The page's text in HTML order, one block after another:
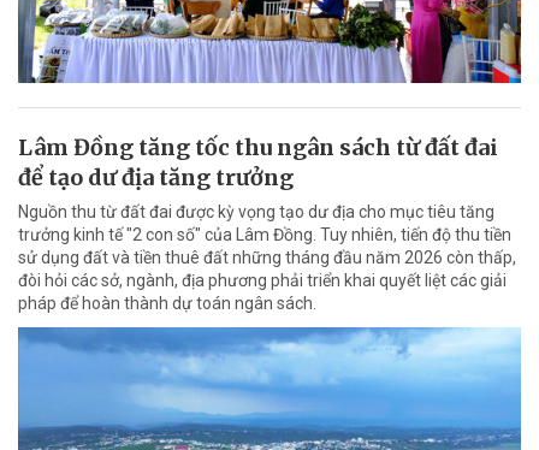
Lâm Đồng tăng tốc thu ngân sách từ đất đai
để tạo dư địa tăng trưởng
Nguồn thu từ đất đai được kỳ vọng tạo dư địa cho mục tiêu tăng
trưởng kinh tế "2 con số" của Lâm Đồng. Tuy nhiên, tiến độ thu tiền
sử dụng đất và tiền thuê đất những tháng đầu năm 2026 còn thấp,
đòi hỏi các sở, ngành, địa phương phải triển khai quyết liệt các giải
pháp để hoàn thành dự toán ngân sách.